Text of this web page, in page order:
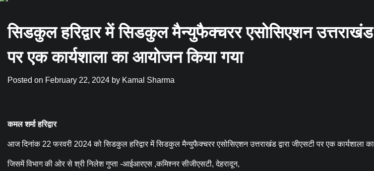
सिडकुल हरिद्वार में सिडकुल मैन्युफैक्चरर एसोसिएशन उत्तराखंड
पर एक कार्यशाला का आयोजन किया गया
Posted on February 22, 2024 by Kamal Sharma
कमल शर्मा हरिद्वार
आज दिनांक 22 फरवरी 2024 को सिडकुल हरिद्वार में सिडकुल मैन्युफैक्चरर एसोसिएशन उत्तराखंड द्वारा जीएसटी पर एक कार्यशाला
जिसमें विभाग की ओर से श्री निलेश गुप्ता -आईआरएस ,कमिश्नर सीजीएसटी, देहरादून,